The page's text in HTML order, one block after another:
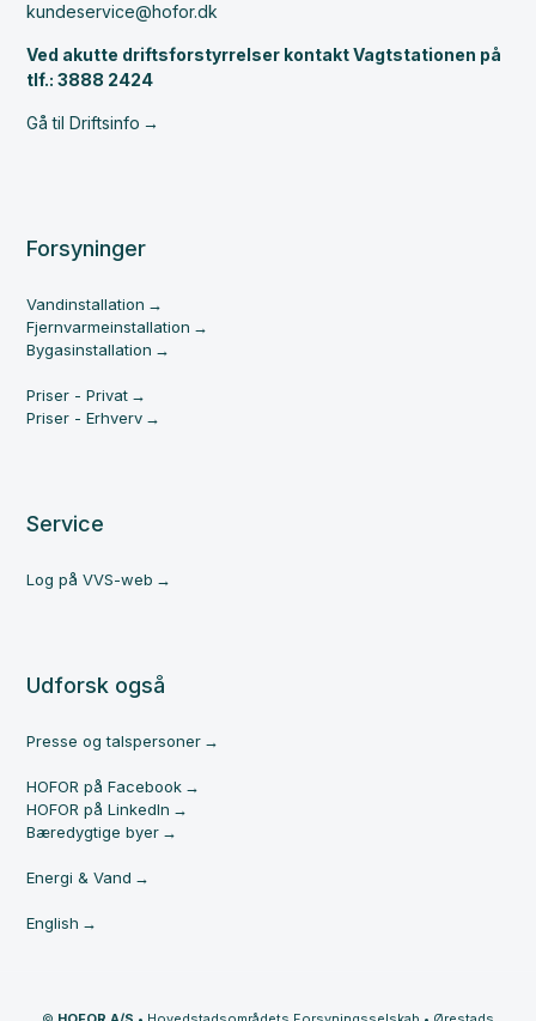
kundeservice@hofor.dk
Ved akutte driftsforstyrrelser kontakt Vagtstationen på
tlf.: 3888 2424
Gå til Driftsinfo
Forsyninger
Vandinstallation
Fjernvarmeinstallation
Bygasinstallation
Priser - Privat
Priser - Erhverv
Service
Log på VVS-web
Udforsk også
Presse og talspersoner
HOFOR på Facebook
HOFOR på LinkedIn
Bæredygtige byer
Energi & Vand
English